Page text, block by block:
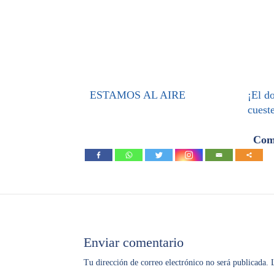
ESTAMOS AL AIRE
¡El
Enviar comentario
Tu dirección de correo electrónico no será publicada.